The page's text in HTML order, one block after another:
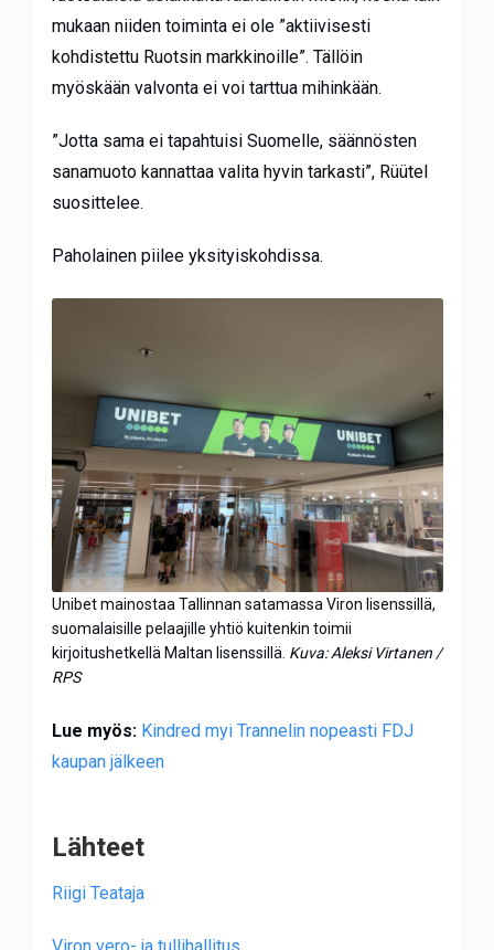
mukaan niiden toiminta ei ole ”aktiivisesti
kohdistettu Ruotsin markkinoille”. Tällöin
myöskään valvonta ei voi tarttua mihinkään.
”Jotta sama ei tapahtuisi Suomelle, säännösten
sanamuoto kannattaa valita hyvin tarkasti”, Rüütel
suosittelee.
Paholainen piilee yksityiskohdissa.
Unibet mainostaa Tallinnan satamassa Viron lisenssillä,
suomalaisille pelaajille yhtiö kuitenkin toimii
kirjoitushetkellä Maltan lisenssillä. Kuva: Aleksi Virtanen /
RPS
Lue myös: Kindred myi Trannelin nopeasti FDJ
kaupan jälkeen
Lähteet
Riigi Teataja